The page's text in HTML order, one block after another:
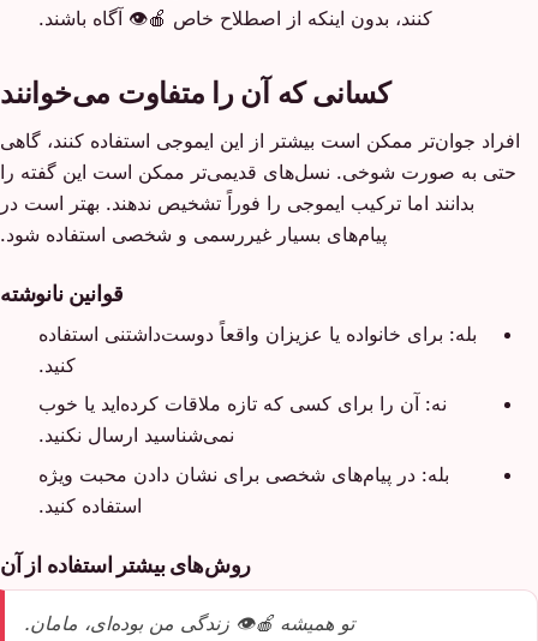
کنند، بدون اینکه از اصطلاح خاص 🍎👁️ آگاه باشند.
کسانی که آن را متفاوت می‌خوانند
افراد جوان‌تر ممکن است بیشتر از این ایموجی استفاده کنند، گاهی
حتی به صورت شوخی. نسل‌های قدیمی‌تر ممکن است این گفته را
بدانند اما ترکیب ایموجی را فوراً تشخیص ندهند. بهتر است در
پیام‌های بسیار غیررسمی و شخصی استفاده شود.
قوانین نانوشته
بله: برای خانواده یا عزیزان واقعاً دوست‌داشتنی استفاده
کنید.
نه: آن را برای کسی که تازه ملاقات کرده‌اید یا خوب
نمی‌شناسید ارسال نکنید.
بله: در پیام‌های شخصی برای نشان دادن محبت ویژه
استفاده کنید.
روش‌های بیشتر استفاده از آن
تو همیشه 🍎👁️ زندگی من بوده‌ای، مامان.